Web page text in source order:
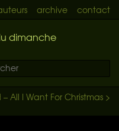
archive contact
dimanche
All I Want For Christmas >